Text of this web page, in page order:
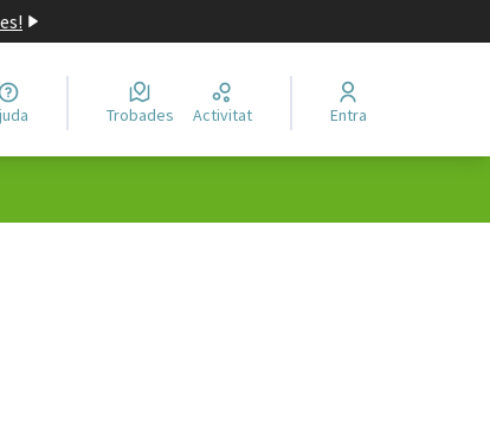
Trobades Activitat Entra